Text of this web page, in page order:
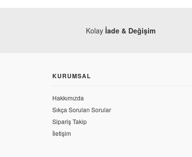
Kolay İade & Değişim
KURUMSAL
Hakkımızda
Sıkça Sorulan Sorular
Sipariş Takip
İletişim